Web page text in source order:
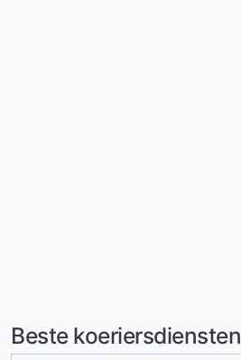
Beste koeriersdiensten